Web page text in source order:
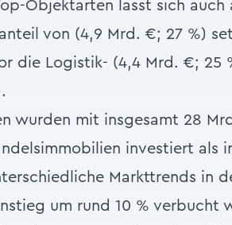
Objektarten lässt sich
von (4,9 Mrd. €; 27 %)
die Logistik- (4,4 Mrd. €; 25
wurden mit insgesamt 28
investiert als
Markttrends in
um rund 10 % verbucht